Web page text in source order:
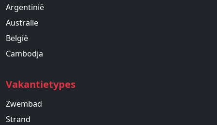
Argentinië
Australie
België
Cambodja
Vakantietypes
Zwembad
Strand